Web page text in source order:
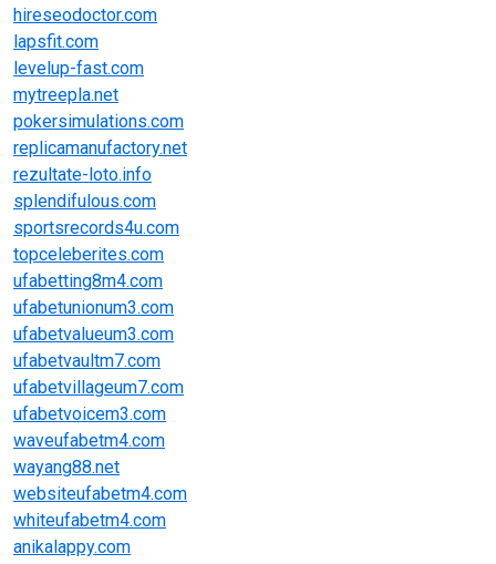
hireseodoctor.com
lapsfit.com
levelup-fast.com
mytreepla.net
pokersimulations.com
replicamanufactory.net
rezultate-loto.info
splendifulous.com
sportsrecords4u.com
topceleberites.com
ufabetting8m4.com
ufabetunionum3.com
ufabetvalueum3.com
ufabetvaultm7.com
ufabetvillageum7.com
ufabetvoicem3.com
waveufabetm4.com
wayang88.net
websiteufabetm4.com
whiteufabetm4.com
anikalappy.com